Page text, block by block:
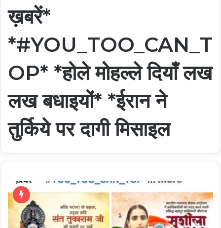
ख़बरें*
*#YOU_TOO_CAN_T
OP* *होले मोहल्ले दियाँ लख
लख बधाइयों* *ईरान ने
तुर्किये पर दागी मिसाइल